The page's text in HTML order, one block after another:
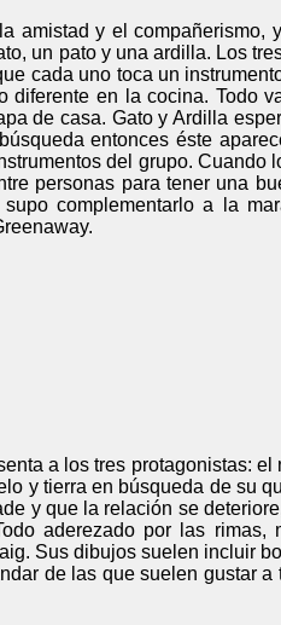
amistad y el compañerismo,
un pato y una ardilla. Los
cada uno toca un
diferente en la cocina. Todo
de casa. Gato y Ardilla
entonces éste
del grupo. Cuando
personas para tener una
complementarlo a la
a los tres protagonistas: el
y tierra en búsqueda de su
y que la relación se
aderezado por las rimas,
Sus dibujos suelen incluir
de las que suelen gustar a